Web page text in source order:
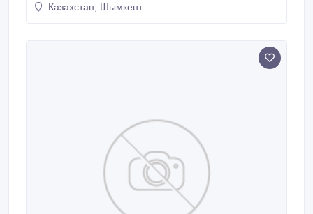
проведение тренингов и мероприятий для
Казахстан, Шымкент